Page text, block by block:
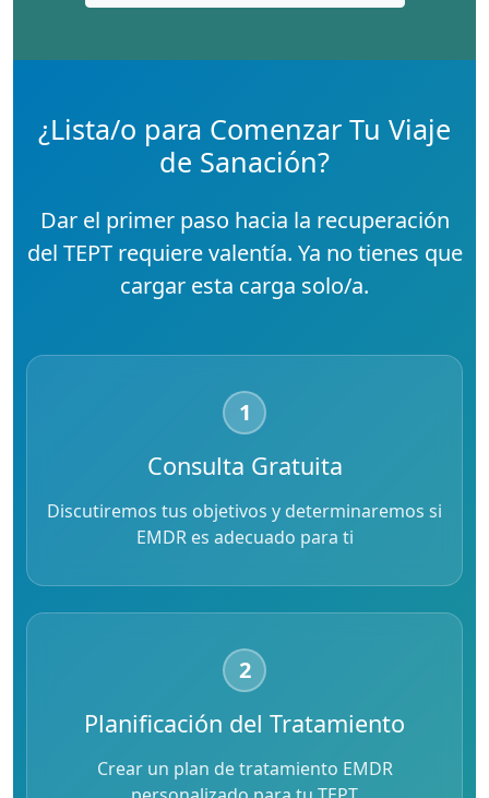
¿Lista/o para Comenzar Tu Viaje
de Sanación?
Dar el primer paso hacia la recuperación
del TEPT requiere valentía. Ya no tienes que
cargar esta carga solo/a.
1
Consulta Gratuita
Discutiremos tus objetivos y determinaremos si
EMDR es adecuado para ti
2
Planificación del Tratamiento
Crear un plan de tratamiento EMDR